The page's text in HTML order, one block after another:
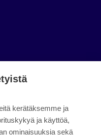
kerätäksemme ja
ja käyttöä,
ominaisuuksia sekä